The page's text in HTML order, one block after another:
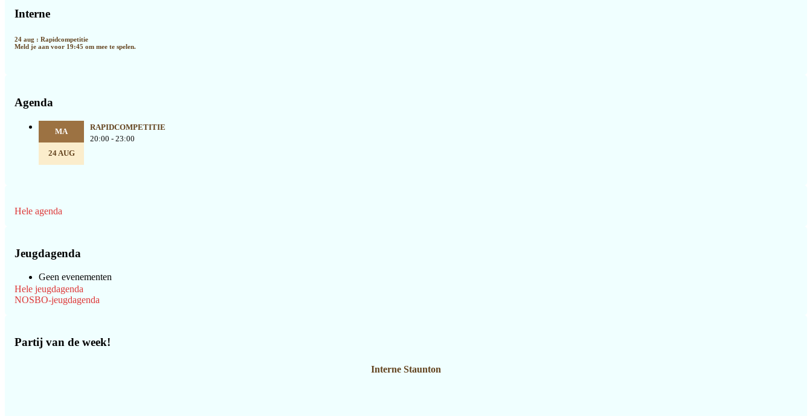
Sidebar
Interne
24 aug : Rapidcompetitie
Meld je aan voor 19:45 om mee te spelen.
Agenda
MA
24 AUG
RAPIDCOMPETITIE
20:00 - 23:00
Hele agenda
Jeugdagenda
Geen evenementen
Hele jeugdagenda
NOSBO-jeugdagenda
Partij van de week!
Interne Staunton